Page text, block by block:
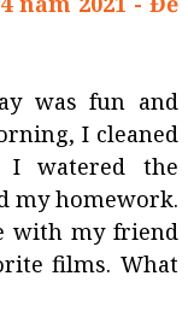
was fun and
I cleaned
watered the
my homework.
with my friend
films. What